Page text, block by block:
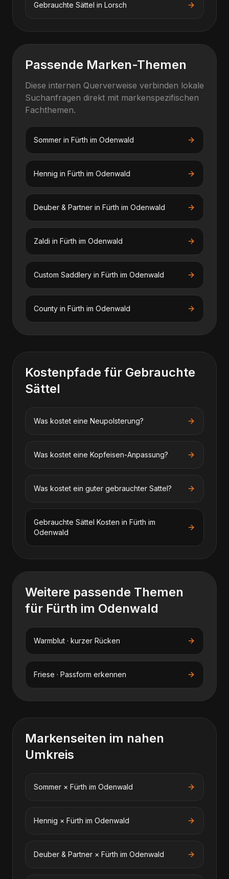
Gebrauchte Sättel in Lorsch
Passende Marken-Themen
Diese internen Querverweise verbinden lokale
Suchanfragen direkt mit markenspezifischen
Fachthemen.
Sommer in Fürth im Odenwald
Hennig in Fürth im Odenwald
Deuber & Partner in Fürth im Odenwald
Zaldi in Fürth im Odenwald
Custom Saddlery in Fürth im Odenwald
County in Fürth im Odenwald
Kostenpfade für Gebrauchte
Sättel
Was kostet eine Neupolsterung?
Was kostet eine Kopfeisen-Anpassung?
Was kostet ein guter gebrauchter Sattel?
Gebrauchte Sättel Kosten in Fürth im
Odenwald
Weitere passende Themen
für Fürth im Odenwald
Warmblut · kurzer Rücken
Friese · Passform erkennen
Markenseiten im nahen
Umkreis
Sommer × Fürth im Odenwald
Hennig × Fürth im Odenwald
Deuber & Partner × Fürth im Odenwald